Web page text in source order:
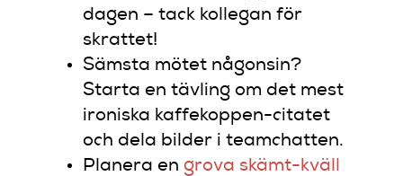
dagen – tack kollegan för
skrattet!
Sämsta mötet någonsin?
Starta en tävling om det mest
ironiska kaffekoppen-citatet
och dela bilder i teamchatten.
Planera en grova skämt-kväll